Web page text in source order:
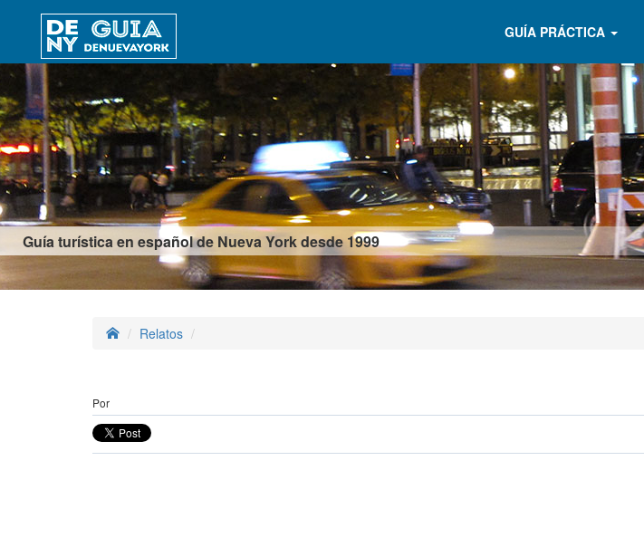
Guía turística en español de Nueva York desde 1999
GUÍA PRÁCTICA
Relatos
Por